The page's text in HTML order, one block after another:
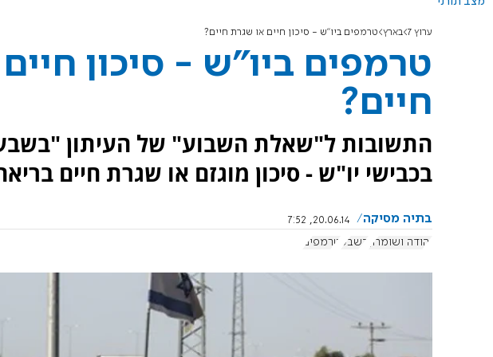
ערוץ 7 בארץ טרמפים ביו"ש - סיכון חיים או שגרת חיים?
טרמפים ביו"ש - סיכון
חיים?
התשובות ל"שאלת השבוע" של העיתון
בכבישי יו"ש - סיכון מוגזם או שגרת חיים
בתיה מסיקה
20.06.14, 7:52
יהודה ושומרון
בשבע טרמפים